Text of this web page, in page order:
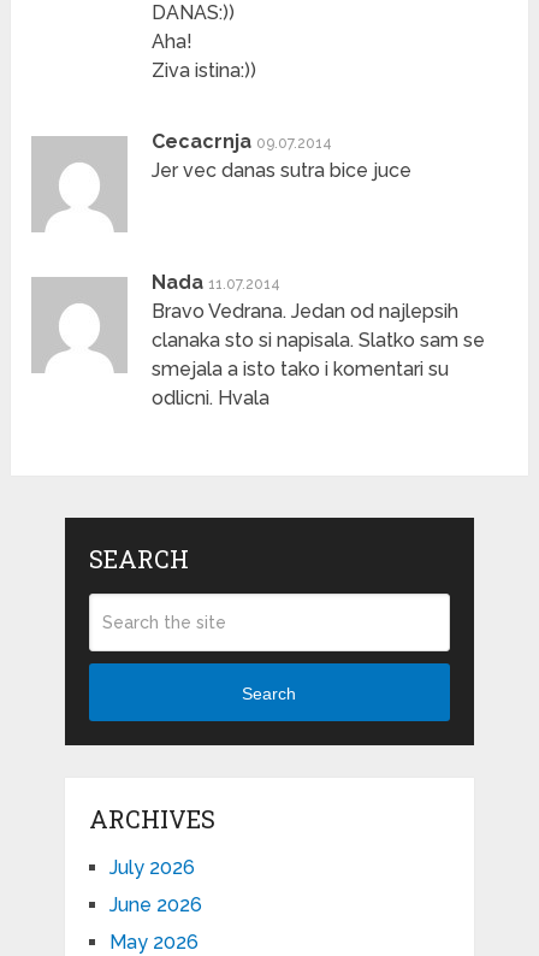
DANAS:))
Aha!
Ziva istina:))
Cecacrnja 09.07.2014
Jer vec danas sutra bice juce
Nada 11.07.2014
Bravo Vedrana. Jedan od najlepsih
clanaka sto si napisala. Slatko sam se
smejala a isto tako i komentari su
odlicni. Hvala
SEARCH
Search
ARCHIVES
July 2026
June 2026
May 2026